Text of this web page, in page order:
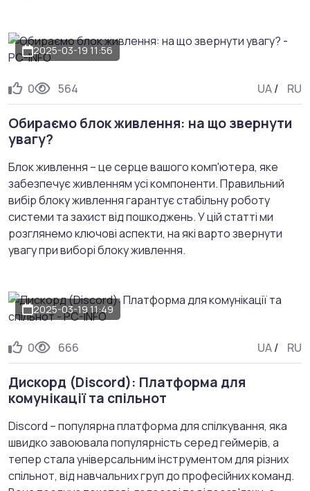
2025-03-19 11:56
0 564 UA/ RU
Обираємо блок живлення: на що звернути
увагу?
Блок живлення – це серце вашого комп'ютера, яке
забезпечує живленням усі компоненти. Правильний
вибір блоку живлення гарантує стабільну роботу
системи та захист від пошкоджень. У цій статті ми
розглянемо ключові аспекти, на які варто звернути
увагу при виборі блоку живлення.
2025-03-19 11:49
0 666 UA/ RU
Дискорд (Discord): Платформа для
комунікації та спільнот
Discord – популярна платформа для спілкування, яка
швидко завоювала популярність серед геймерів, а
тепер стала універсальним інструментом для різних
спільнот, від навчальних груп до професійних команд.